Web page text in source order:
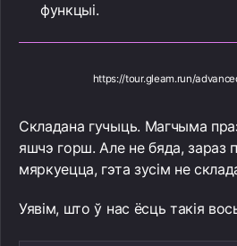
функцыі.
https://tour.gleam.run/
Складана гучыць. Магчыма
яшчэ горш. Але не бяда, зараз
мяркуецца, гэта зусім не
Уявім, што ў нас ёсць такія